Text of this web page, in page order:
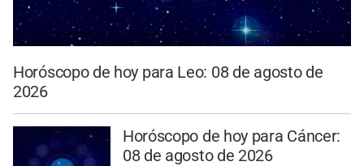
Horóscopo de hoy para Leo: 08 de agosto de
2026
Horóscopo de hoy para Cáncer:
08 de agosto de 2026